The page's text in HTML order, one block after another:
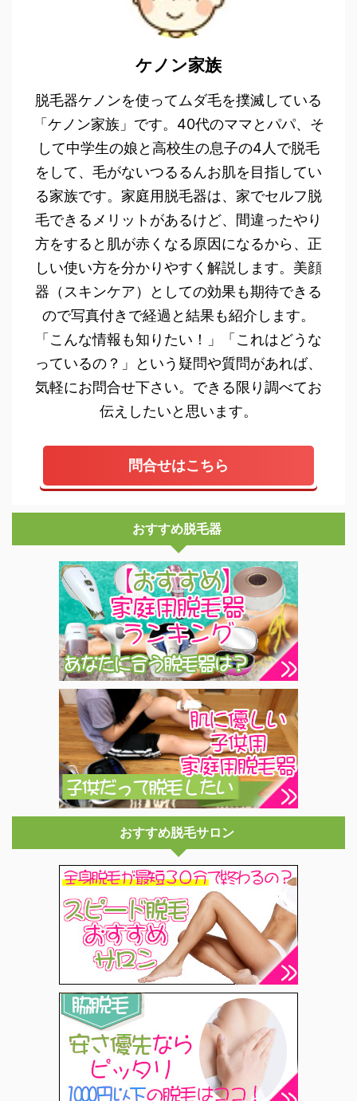
ケノン家族
脱毛器ケノンを使ってムダ毛を撲滅している
「ケノン家族」です。40代のママとパパ、そ
して中学生の娘と高校生の息子の4人で脱毛
をして、毛がないつるるんお肌を目指してい
る家族です。家庭用脱毛器は、家でセルフ脱
毛できるメリットがあるけど、間違ったやり
方をすると肌が赤くなる原因になるから、正
しい使い方を分かりやすく解説します。美顔
器（スキンケア）としての効果も期待できる
ので写真付きで経過と結果も紹介します。
「こんな情報も知りたい！」「これはどうな
っているの？」という疑問や質問があれば、
気軽にお問合せ下さい。できる限り調べてお
伝えしたいと思います。
問合せはこちら
おすすめ脱毛器
おすすめ脱毛サロン